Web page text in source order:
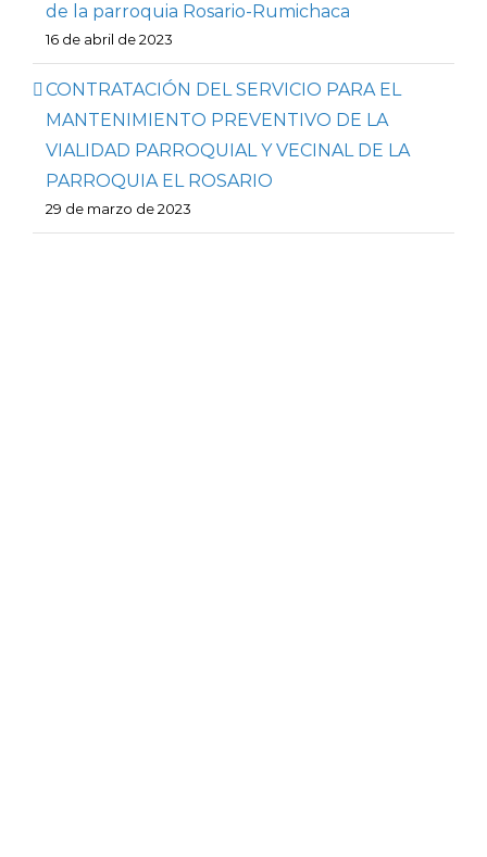
de la parroquia Rosario-Rumichaca
16 de abril de 2023
CONTRATACIÓN DEL SERVICIO PARA EL
MANTENIMIENTO PREVENTIVO DE LA
VIALIDAD PARROQUIAL Y VECINAL DE LA
PARROQUIA EL ROSARIO
29 de marzo de 2023